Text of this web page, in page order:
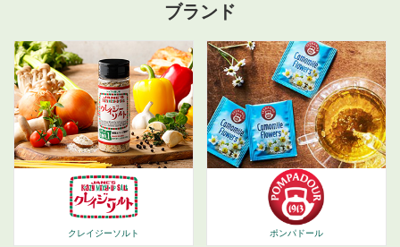
ブランド
クレイジーソルト ポンパドール